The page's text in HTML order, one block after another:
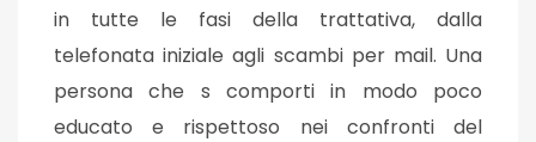
in tutte le fasi della trattativa, dalla
telefonata iniziale agli scambi per mail. Una
persona che s comporti in modo poco
educato e rispettoso nei confronti del